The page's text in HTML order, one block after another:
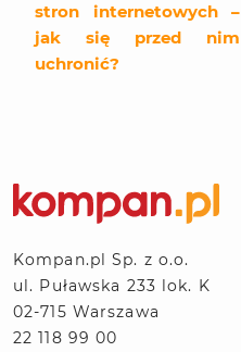
stron internetowych –
jak się przed nim
uchronić?
Kompan.pl Sp. z o.o.
ul. Puławska 233 lok. K
02-715 Warszawa
22 118 99 00